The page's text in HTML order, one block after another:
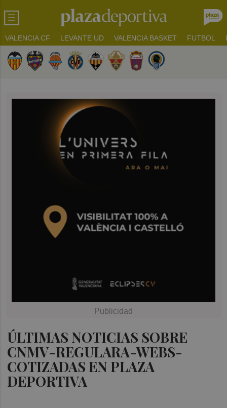
VALENCIA CF LEVANTE UD VALENCIA BASKET FUTBOL
ÚLTIMAS NOTICIAS SOBRE
CNMV-REGULARA-WEBS-
COTIZADAS EN PLAZA
DEPORTIVA